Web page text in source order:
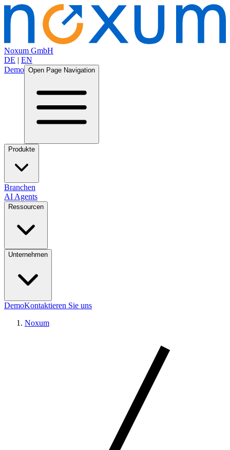
Noxum GmbH
DE | EN
Demo Open Page Navigation
Produkte
Branchen
AI Agents
Ressourcen
Unternehmen
DemoKontaktieren Sie uns
Noxum